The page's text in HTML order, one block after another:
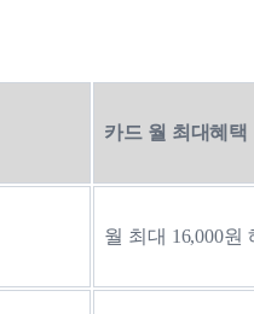
카드 월 최대혜택
월 최대 16,000원